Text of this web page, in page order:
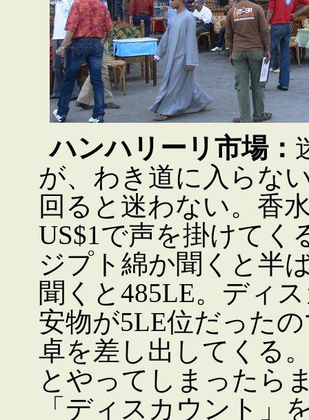
ハンハリーリ市場：
が、わき道に入らな
回ると迷わない。香
US$1で声を掛けてく
ジプト綿か聞くと半
聞くと485LE。ディ
安物が5LE位だった
卓を差し出してくる
とやってしまったら
「ディスカウント」